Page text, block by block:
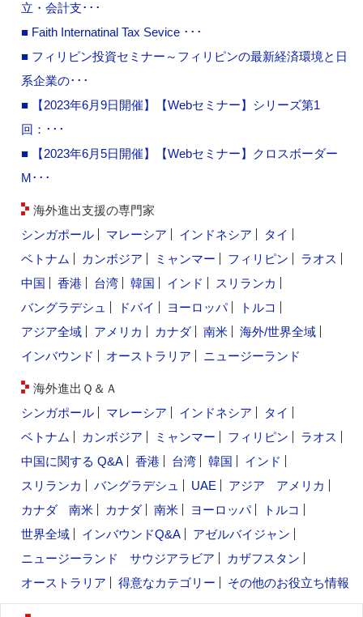
立・会計支･･･
■ Faith Internatinal Tax Sevice ･･･
■ フィリピン投資セミナー～フィリピンの最新経済環境と日
系企業の･･･
■ 【2023年6月9日開催】【Webセミナー】シリーズ第1
回：･･･
■ 【2023年6月5日開催】【Webセミナー】クロスボーダー
M･･･
海外進出支援の専門家
シンガポール
マレーシア インドネシア
タイ
ベトナム
カンボジア ミャンマー フィリピン
ラオス
中国
香港 台湾 韓国 インド
スリランカ
バングラデシュ
ドバイ ヨーロッパ
トルコ
アジア全域
アメリカ カナダ 南米
海外/世界全域
インバウンド
オーストラリア ニュージーランド
海外進出Ｑ＆Ａ
シンガポール
マレーシア インドネシア
タイ
ベトナム
カンボジア ミャンマー フィリピン
ラオス
中国に関する Q&A
香港 台湾 韓国
インド
スリランカ
バングラデシュ UAE アジア
アメリカ
カナダ
南米 カナダ 南米 ヨーロッパ
トルコ
世界全域
インバウンドQ&A
アゼルバイジャン
ニュージーランド
サウジアラビア
カザフスタン
オーストラリア
得意なカテゴリー その他のお役立ち情報